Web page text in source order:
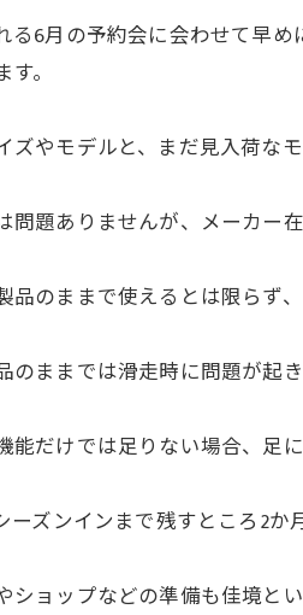
る6月の予約会に会わせて早
。
ズやモデルと、まだ見入荷な
問題ありませんが、メーカー
品のままで使えるとは限らず
ままでは滑走時に問題が起
能だけでは足りない場合、足
ーズンインまで残すところ2か
ショップなどの準備も佳境とい